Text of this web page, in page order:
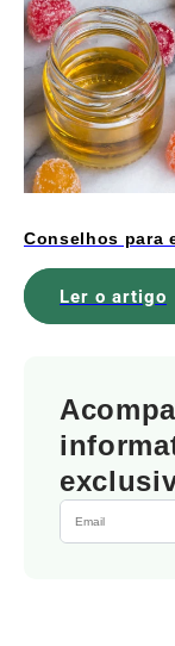
Conselhos para
Ler o artigo